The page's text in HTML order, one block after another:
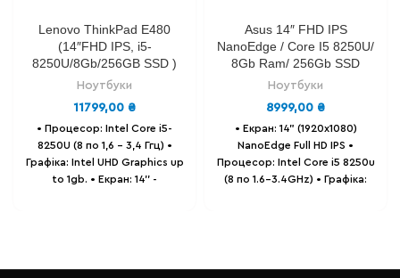
Lenovo ThinkPad E480
(14″FHD IPS, i5-
8250U/8Gb/256GB SSD )
Ноутбуки
11799,00 ₴
• Процесор: Intel Сore i5-
8250U (8 по 1,6 - 3,4 Ггц) •
Графіка: Intel UHD Graphics up
to 1gb. • Екран: 14'' -
Asus 14″ FHD IPS
NanoEdge / Core I5 8250U/
8Gb Ram/ 256Gb SSD
Ноутбуки
8999,00 ₴
• Екран: 14" (1920x1080)
NanoEdge Full HD IPS •
Процесор: Intel Core i5 8250u
(8 по 1.6-3.4GHz) • Графіка: